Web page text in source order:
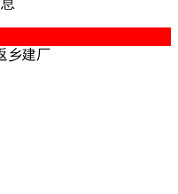
乡建厂